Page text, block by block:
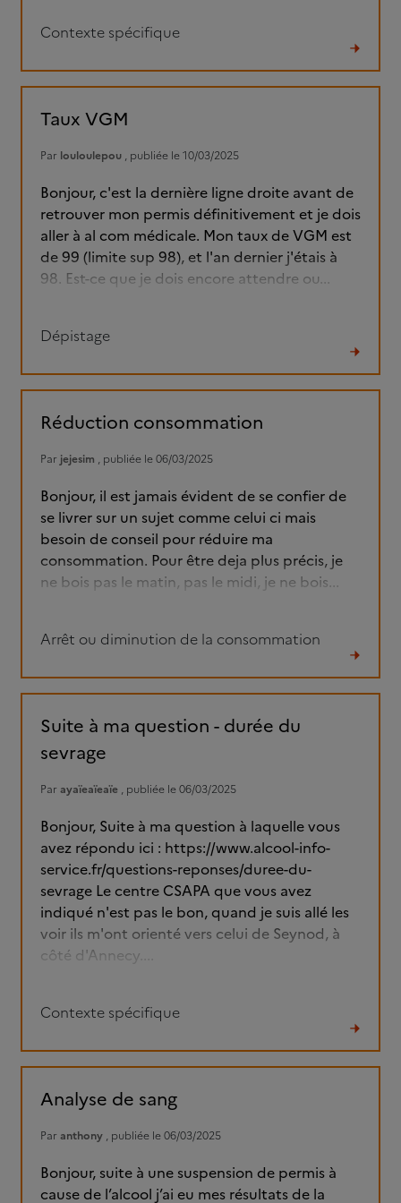
Contexte spécifique
le
Taux VGM
Par louloulepou , publiée le 10/03/2025
Bonjour, c'est la dernière ligne droite avant de
retrouver mon permis définitivement et je dois
aller à al com médicale. Mon taux de VGM est
de 99 (limite sup 98), et l'an dernier j'étais à
98. Est-ce que je dois encore attendre ou...
Dépistage
le
Réduction consommation
Par jejesim , publiée le 06/03/2025
Bonjour, il est jamais évident de se confier de
se livrer sur un sujet comme celui ci mais
besoin de conseil pour réduire ma
consommation. Pour être deja plus précis, je
ne bois pas le matin, pas le midi, je ne bois...
Arrêt ou diminution de la consommation
le
Suite à ma question - durée du
sevrage
Par ayaïeaïeaïe , publiée le 06/03/2025
Bonjour, Suite à ma question à laquelle vous
avez répondu ici : https://www.alcool-info-
service.fr/questions-reponses/duree-du-
sevrage Le centre CSAPA que vous avez
indiqué n'est pas le bon, quand je suis allé les
voir ils m'ont orienté vers celui de Seynod, à
côté d'Annecy....
Contexte spécifique
le
Analyse de sang
Par anthony , publiée le 06/03/2025
Bonjour, suite à une suspension de permis à
cause de l’alcool j’ai eu mes résultats de la